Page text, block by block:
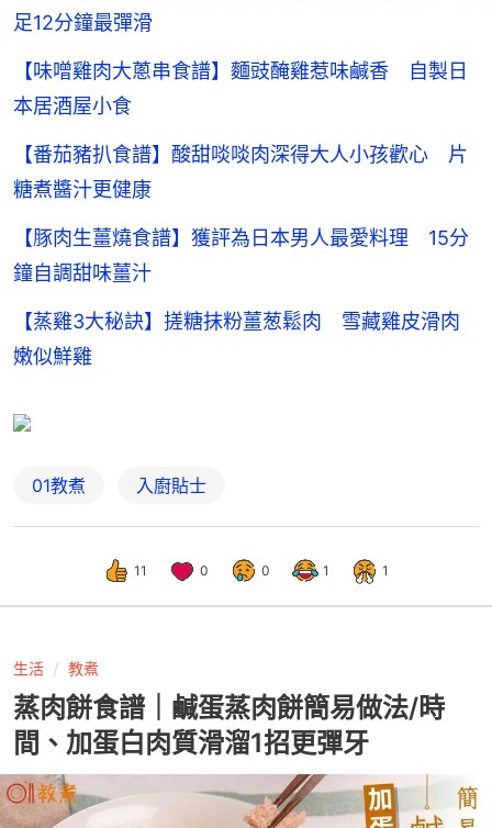
足12分鐘最彈滑
【味噌雞肉大蔥串食譜】麵豉醃雞惹味鹹香 自製日
本居酒屋小食
【番茄豬扒食譜】酸甜啖啖肉深得大人小孩歡心 片
糖煮醬汁更健康
【豚肉生薑燒食譜】獲評為日本男人最愛料理 15分
鐘自調甜味薑汁
【蒸雞3大秘訣】搓糖抹粉薑葱鬆肉 雪藏雞皮滑肉
嫩似鮮雞
01教煮 入廚貼士
11 0 0 1 1
生活 教煮
蒸肉餅食譜｜鹹蛋蒸肉餅簡易做法/時
間、加蛋白肉質滑溜1招更彈牙